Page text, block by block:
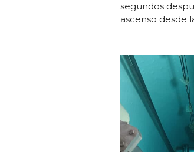
segundos
ascenso desde